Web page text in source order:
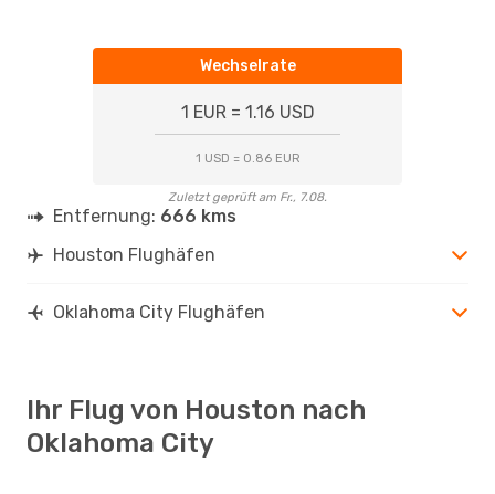
Wechselrate
1 EUR = 1.16 USD
1 USD = 0.86 EUR
Zuletzt geprüft am Fr., 7.08.
Entfernung: 666 kms
Houston Flughäfen
Oklahoma City Flughäfen
Ihr Flug von Houston nach
Oklahoma City